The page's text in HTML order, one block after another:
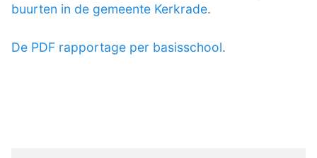
buurten in de gemeente Kerkrade.
De PDF rapportage per basisschool.